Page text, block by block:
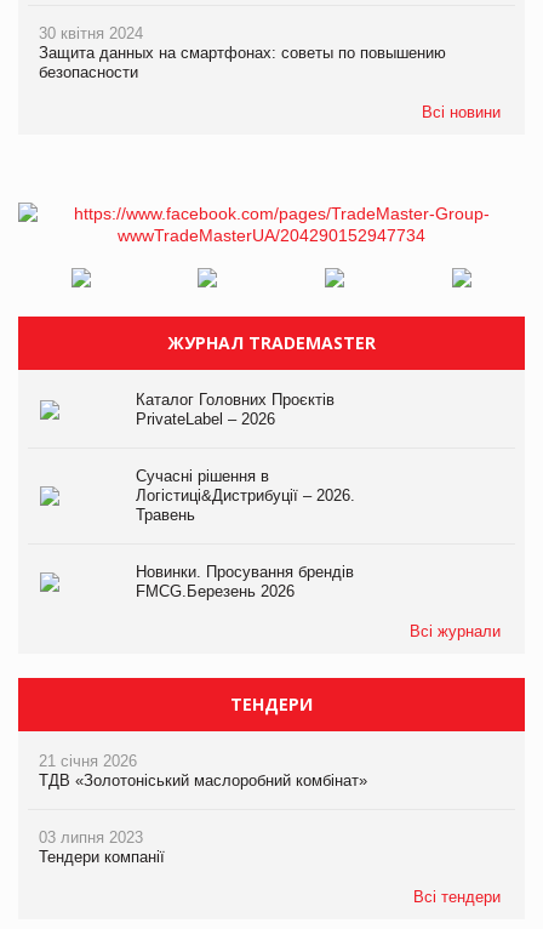
30 квітня 2024
Защита данных на смартфонах: советы по повышению
безопасности
Всі новини
ЖУРНАЛ TRADEMASTER
Каталог Головних Проєктів
PrivateLabel – 2026
Сучасні рішення в
Логістиці&Дистрибуції – 2026.
Травень
Новинки. Просування брендів
FMCG.Березень 2026
Всі журнали
ТЕНДЕРИ
21 січня 2026
ТДВ «Золотоніський маслоробний комбінат»
03 липня 2023
Тендери компанії
Всі тендери